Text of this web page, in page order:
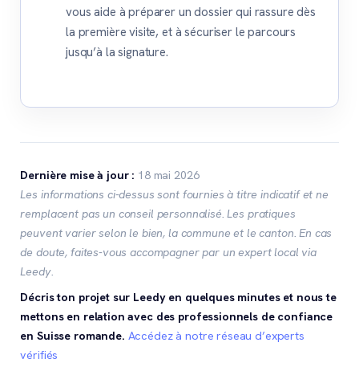
vous aide à préparer un dossier qui rassure dès
la première visite, et à sécuriser le parcours
jusqu’à la signature.
Dernière mise à jour : 18 mai 2026
Les informations ci-dessus sont fournies à titre indicatif et ne
remplacent pas un conseil personnalisé. Les pratiques
peuvent varier selon le bien, la commune et le canton. En cas
de doute, faites-vous accompagner par un expert local via
Leedy.
Décris ton projet sur Leedy en quelques minutes et nous te
mettons en relation avec des professionnels de confiance
en Suisse romande. Accédez à notre réseau d’experts
vérifiés